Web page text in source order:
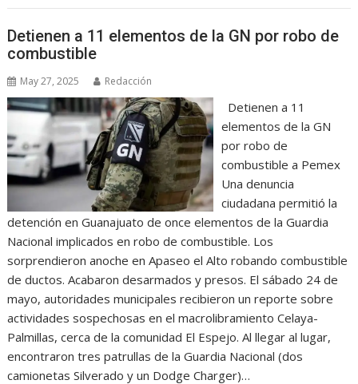
Detienen a 11 elementos de la GN por robo de
combustible
May 27, 2025 Redacción
Detienen a 11
elementos de la GN
por robo de
combustible a Pemex
Una denuncia
ciudadana permitió la
detención en Guanajuato de once elementos de la Guardia
Nacional implicados en robo de combustible. Los
sorprendieron anoche en Apaseo el Alto robando combustible
de ductos. Acabaron desarmados y presos. El sábado 24 de
mayo, autoridades municipales recibieron un reporte sobre
actividades sospechosas en el macrolibramiento Celaya-
Palmillas, cerca de la comunidad El Espejo. Al llegar al lugar,
encontraron tres patrullas de la Guardia Nacional (dos
camionetas Silverado y un Dodge Charger)…